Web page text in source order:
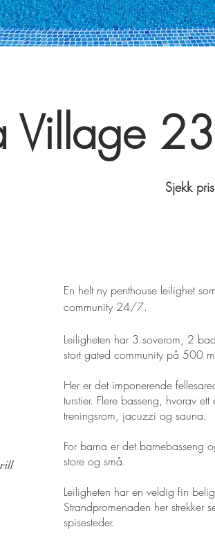
Village
Sjekk
En helt ny penthouse leilighet
community 24/7.
Leiligheten har 3 soverom, 2
stort gated community på 500
Her er det imponerende
turstier. Flere basseng, hvorav
treningsrom, jacuzzi og sauna.
For barna er det barnebasseng
store og små.
Leiligheten har en veldig fin
Strandpromenaden her strekker
spisesteder.